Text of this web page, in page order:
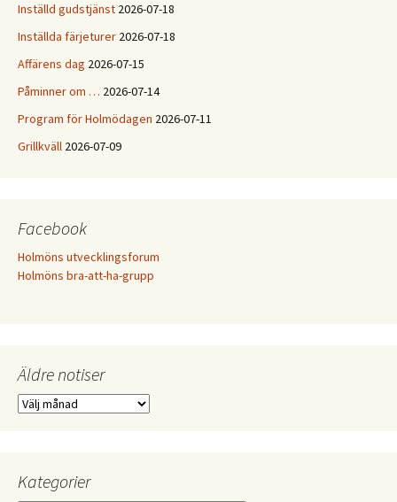
Inställd gudstjänst 2026-07-18
Inställda färjeturer 2026-07-18
Affärens dag 2026-07-15
Påminner om … 2026-07-14
Program för Holmödagen 2026-07-11
Grillkväll 2026-07-09
Facebook
Holmöns utvecklingsforum
Holmöns bra-att-ha-grupp
Äldre notiser
Äldre
Kategorier